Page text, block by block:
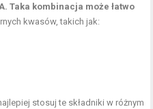
Taka kombinacja może łatwo
kwasów, takich jak:
stosuj te składniki w różnym